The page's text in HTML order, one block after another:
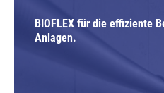
BIOFLEX für die effiziente
Anlagen.